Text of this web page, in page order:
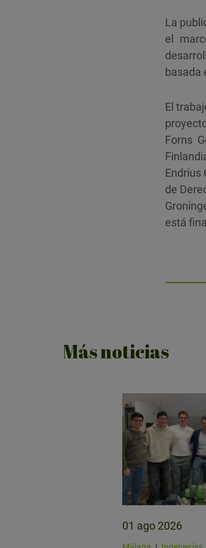
La
el
basada
El
Forns
Endrius
de
está
Más noticias
01 ago 2026